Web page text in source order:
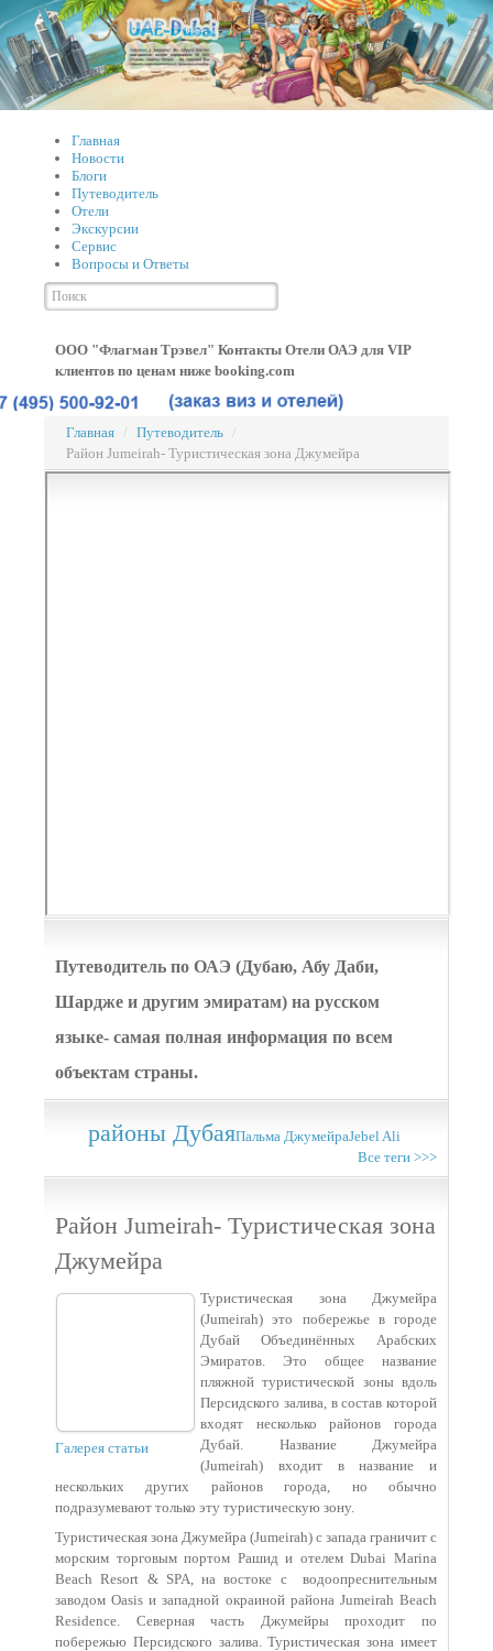
Главная
Новости
Блоги
Путеводитель
Отели
Экскурсии
Сервис
Вопросы и Ответы
ООО "Флагман Трэвел" Контакты Отели ОАЭ для VIP
клиентов по ценам ниже booking.com
Главная / Путеводитель /
Район Jumeirah- Туристическая зона Джумейра
Путеводитель по ОАЭ (Дубаю, Абу Даби,
Шардже и другим эмиратам) на русском
языке- самая полная информация по всем
объектам страны.
районы ДубаяПальма ДжумейраJebel Ali
Все теги >>>
Район Jumeirah- Туристическая зона
Джумейра
Галерея статьи
Туристическая зона Джумейра
(Jumeirah) это побережье в городе
Дубай Объединённых Арабских
Эмиратов. Это общее название
пляжной туристической зоны вдоль
Персидского залива, в состав которой
входят несколько районов города
Дубай. Название Джумейра
(Jumeirah) входит в название и
нескольких других районов города, но обычно
подразумевают только эту туристическую зону.
Туристическая зона Джумейра (Jumeirah) с запада граничит с
морским торговым портом Рашид и отелем Dubai Marina
Beach Resort & SPA, на востоке с
водоопреснительным
заводом Oasis и западной окраиной района Jumeirah Beach
Residence. Северная часть Джумейры проходит по
побережью Персидского залива. Туристическая зона имеет